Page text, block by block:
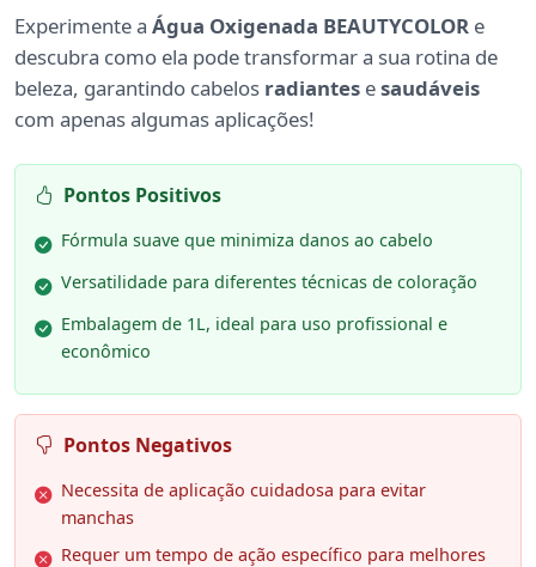
Experimente a Água Oxigenada BEAUTYCOLOR e
descubra como ela pode transformar a sua rotina de
beleza, garantindo cabelos radiantes esaudáveis
com apenas algumas aplicações!
Pontos Positivos
Fórmula suave que minimiza danos ao cabelo
Versatilidade para diferentes técnicas de coloração
Embalagem de 1L, ideal para uso profissional e
econômico
Pontos Negativos
Necessita de aplicação cuidadosa para evitar
manchas
Requer um tempo de ação específico para melhores